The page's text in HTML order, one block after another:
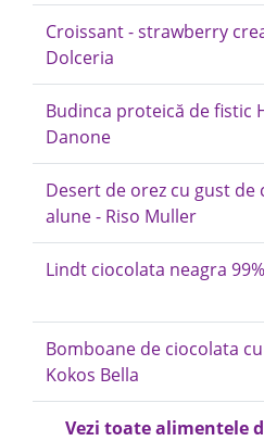
Croissant - strawberry
Dolceria
Budinca proteică de fistic
Danone
Desert de orez cu gust de
alune - Riso Muller
Lindt ciocolata neagra 99%
Bomboane de ciocolata
Kokos Bella
Vezi toate alimentele